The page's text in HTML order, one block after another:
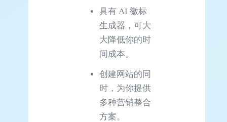
具有 AI 徽标
生成器，可大
大降低你的时
间成本。
创建网站的同
时，为你提供
多种营销整合
方案。